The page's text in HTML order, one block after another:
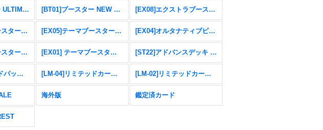
[BT02]ブースター ULTIMATE POWER [BT01]ブースター NEW EVOLUTION [EX08]エクストラブースター CHAIN OF LIBERATION
[EX06]テーマブースターインファナル・アセンション [EX05]テーマブースターアニマルコロシアム [EX04]オルタナティブビーイング
[EX02]テーマブースター デジタルハザード [EX01] テーマブースター クラシックコレクション [ST22]アドバンスデッキ 金剛界曼荼羅
[LM-05]リミテッドパック ファイナル・エリシオン [LM-04]リミテッドカードパック トリッドヴァイス [LM-02]リミテッドカードパック デクスモン
海外版 鑑定済カード